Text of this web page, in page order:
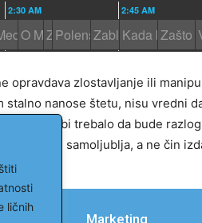
ličnih
opravdava zlostavljanje ili
nanose štetu, nisu vredni
ne bi trebalo da bude
je čin samoljublja, a ne čin
Marketing